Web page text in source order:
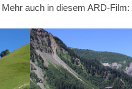
Mehr auch in diesem ARD-Film: